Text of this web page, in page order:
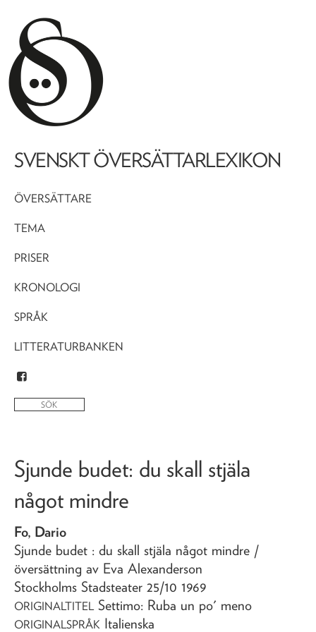
SVENSKT ÖVERSÄTTARLEXIKON
ÖVERSÄTTARE
TEMA
PRISER
KRONOLOGI
SPRÅK
LITTERATURBANKEN
Sjunde budet: du skall stjäla
något mindre
Fo, Dario
Sjunde budet : du skall stjäla något mindre /
översättning av Eva Alexanderson
Stockholms Stadsteater 25/10 1969
ORIGINALTITEL Settimo: Ruba un po' meno
ORIGINALSPRÅK Italienska